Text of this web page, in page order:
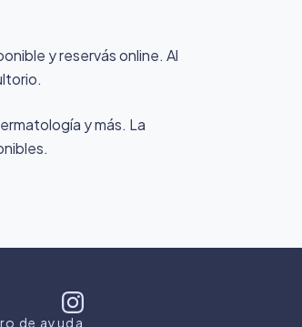
y reservás online. Al
y más. La
de ayuda